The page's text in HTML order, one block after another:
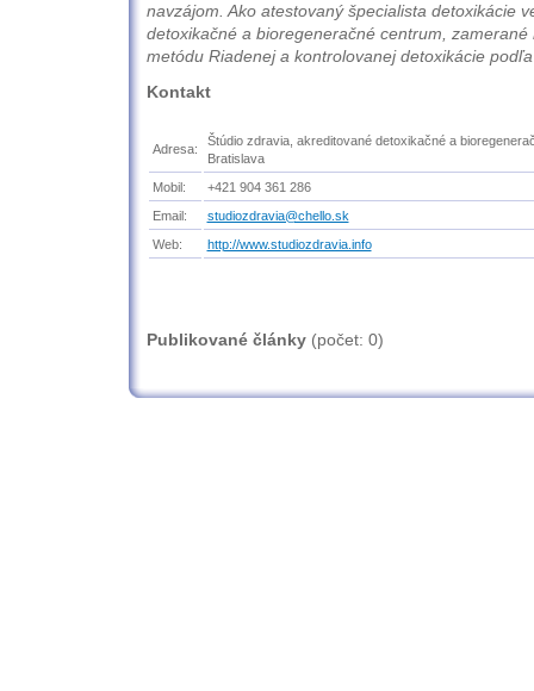
navzájom. Ako atestovaný špecialista detoxikácie
detoxikačné a bioregeneračné centrum,
metódu Riadenej a kontrolovanej detoxikácie
Kontakt
Adresa:
Štúdio zdravia, akreditované detoxikačné a
Bratislava
Mobil:
+421 904 361 286
Email:
studiozdravia@chello.sk
Web:
http://www.studiozdravia.info
Publikované články(počet: 0)